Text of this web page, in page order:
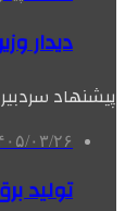
دیدار
پیشنهاد سردبیر
۱۴۰۵/۰۳/
تولید